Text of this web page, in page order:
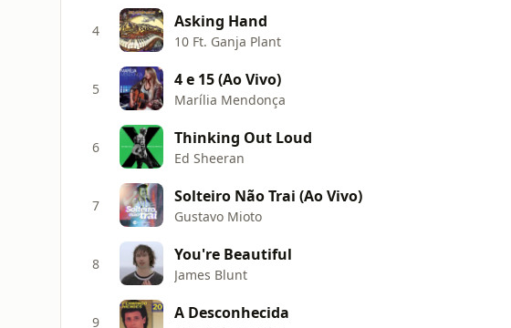
4 Asking Hand
10 Ft. Ganja Plant
5 4 e 15 (Ao Vivo)
Marília Mendonça
6 Thinking Out Loud
Ed Sheeran
7 Solteiro Não Trai (Ao Vivo)
Gustavo Mioto
8 You're Beautiful
James Blunt
9 A Desconhecida